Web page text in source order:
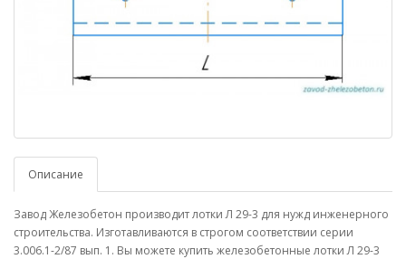
Описание
Завод Железобетон производит лотки Л 29-3 для нужд инженерного
строительства. Изготавливаются в строгом соответствии серии
3.006.1-2/87 вып. 1. Вы можете купить железобетонные лотки Л 29-3